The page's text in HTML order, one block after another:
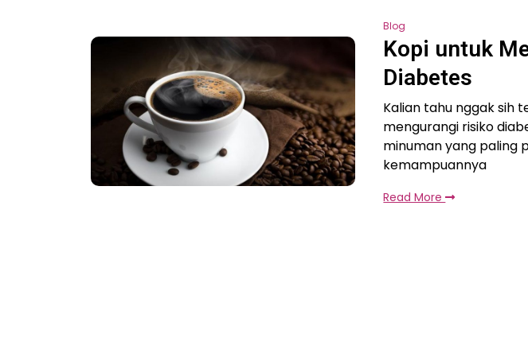
Blog
Kopi untuk
Diabetes
Kalian tahu nggak sih
mengurangi risiko
minuman yang paling
kemampuannya
Read More